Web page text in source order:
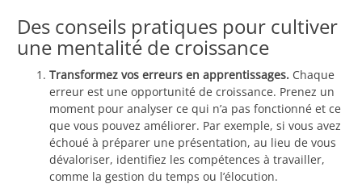
Des conseils pratiques pour cultiver
une mentalité de croissance
Transformez vos erreurs en apprentissages. Chaque
erreur est une opportunité de croissance. Prenez un
moment pour analyser ce qui n’a pas fonctionné et ce
que vous pouvez améliorer. Par exemple, si vous avez
échoué à préparer une présentation, au lieu de vous
dévaloriser, identifiez les compétences à travailler,
comme la gestion du temps ou l’élocution.